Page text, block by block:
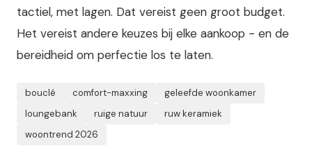
tactiel, met lagen. Dat vereist geen groot budget.
Het vereist andere keuzes bij elke aankoop - en de
bereidheid om perfectie los te laten.
bouclé comfort-maxxing
geleefde woonkamer
loungebank
ruige natuur
ruw keramiek
woontrend 2026